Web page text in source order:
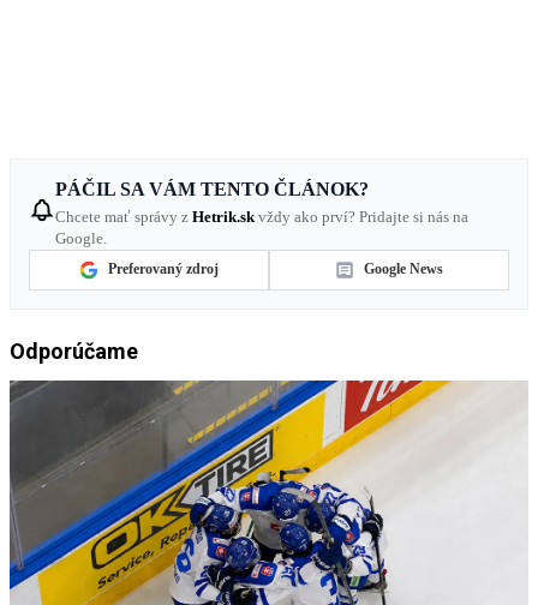
PÁČIL SA VÁM TENTO ČLÁNOK?
Chcete mať správy z Hetrik.sk vždy ako prví? Pridajte si nás na
Google.
Preferovaný zdroj Google News
Odporúčame